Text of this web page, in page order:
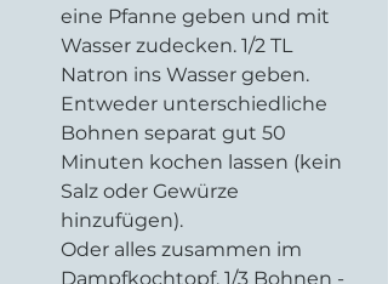
eine Pfanne geben und mit
Wasser zudecken. 1/2 TL
Natron ins Wasser geben.
Entweder unterschiedliche
Bohnen separat gut 50
Minuten kochen lassen (kein
Salz oder Gewürze
hinzufügen).
Oder alles zusammen im
Dampfkochtopf, 1/3 Bohnen -